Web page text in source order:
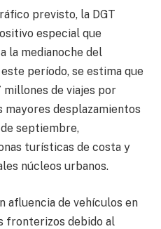
previsto, la DGT
especial que
la medianoche del
período, se estima que
de viajes por
desplazamientos
septiembre,
turísticas de costa y
núcleos urbanos.
afluencia de vehículos en
fronterizos debido al